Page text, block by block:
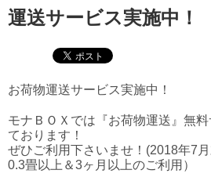
運送サービス実施中！
お荷物運送サービス実施中！
モナＢＯＸでは『お荷物運送』無
ております！
ぜひご利用下さいませ！(2018年7
0.3畳以上＆3ヶ月以上のご利用）